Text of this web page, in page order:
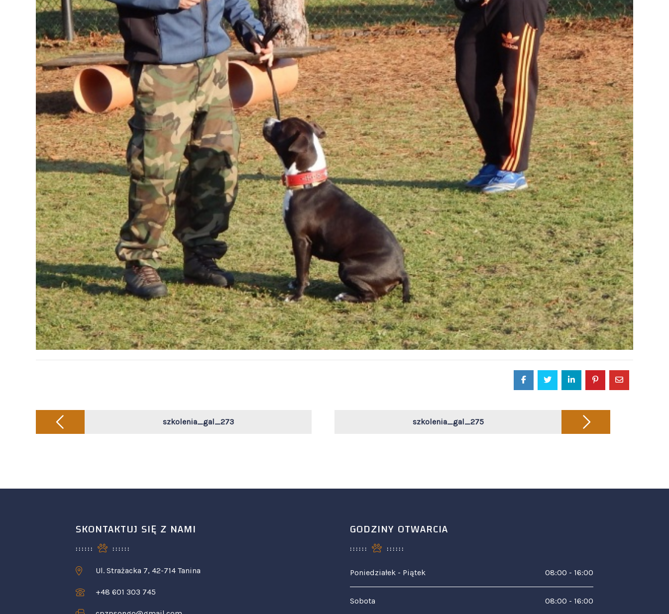
Post
navigation szkolenia_gal_273 szkolenia_gal_275
SKONTAKTUJ SIĘ Z NAMI
Ul. Strażacka 7, 42-714 Tanina
+48 601 303 745
GODZINY OTWARCIA
Poniedziałek - Piątek 08:00 - 16:00
Sobota 08:00 - 16:00